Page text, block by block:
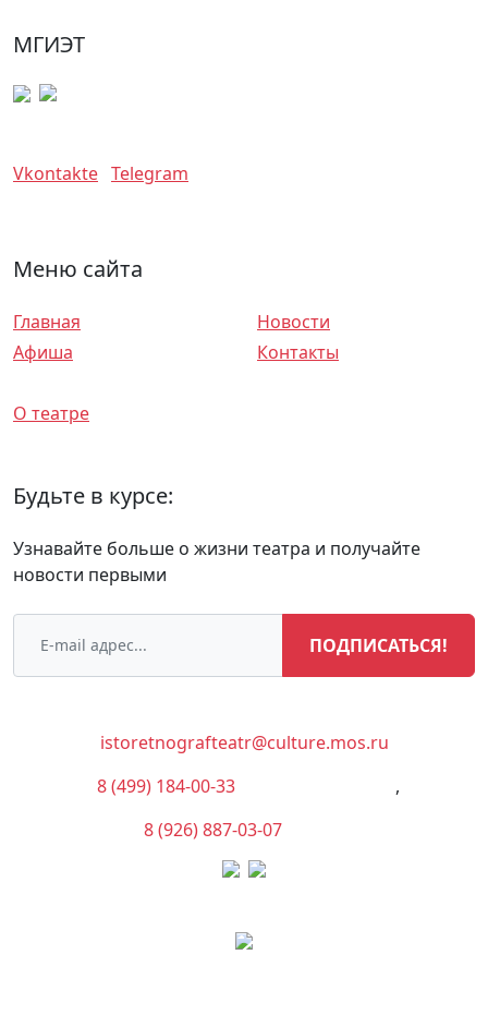
МГИЭТ
Vkontakte Telegram
Меню сайта
Главная
Афиша
О театре
Новости
Контакты
Будьте в курсе:
Узнавайте больше о жизни театра и получайте
новости первыми
ПОДПИСАТЬСЯ!
istoretnografteatr@culture.mos.ru
8 (499) 184-00-33
,
8 (926) 887-03-07